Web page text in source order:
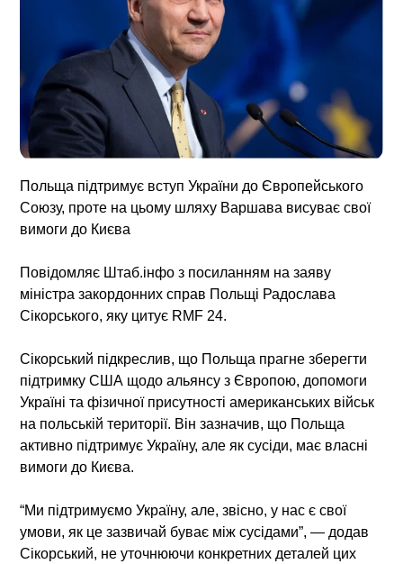
Польща підтримує вступ України до Європейського
Союзу, проте на цьому шляху Варшава висуває свої
вимоги до Києва
Повідомляє Штаб.інфо з посиланням на заяву
міністра закордонних справ Польщі Радослава
Сікорського, яку цитує RMF 24.
Сікорський підкреслив, що Польща прагне зберегти
підтримку США щодо альянсу з Європою, допомоги
Україні та фізичної присутності американських військ
на польській території. Він зазначив, що Польща
активно підтримує Україну, але як сусіди, має власні
вимоги до Києва.
“Ми підтримуємо Україну, але, звісно, у нас є свої
умови, як це зазвичай буває між сусідами”, — додав
Сікорський, не уточнюючи конкретних деталей цих